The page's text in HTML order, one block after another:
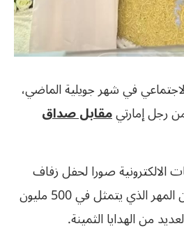
في شهر جويلية الماضي،
رجل إمارتيمقابل صداق
صورا لحفل زفاف
رانيا ميمون، وتحدثت عن المهر الذي يتمثل في 500 مليون
من الهدايا الثمينة.